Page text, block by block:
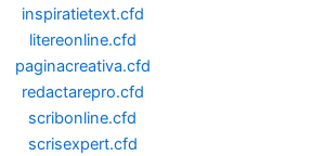
inspiratietext.cfd
litereonline.cfd
paginacreativa.cfd
redactarepro.cfd
scribonline.cfd
scrisexpert.cfd